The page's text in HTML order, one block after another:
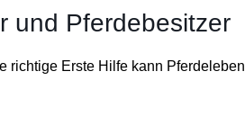
und Pferdebesitzer
richtige Erste Hilfe kann Pferdeleben